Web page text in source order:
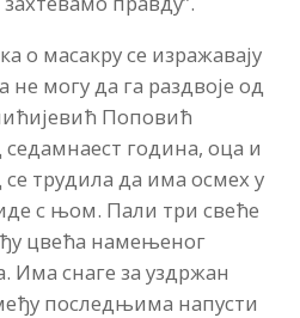
о масакру се изражавају
могу да га раздвоје од
Поповић
седамнаест година, оца и
трудила да има осмех у
с њом. Пали три свеће
цвећа намењеног
снаге за уздржан
последњима напусти